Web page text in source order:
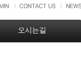
오시는길